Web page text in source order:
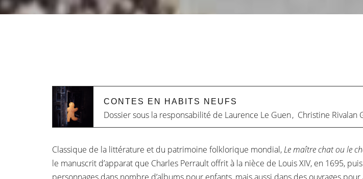
CONTES EN HABITS NEUFS
Dossier sous la responsabilité de Laurence Le Guen, Christine Rivalan
Classique de la littérature et du patrimoine folklorique mondial,Le maître chat ou le
le manuscrit d’apparat que Charles Perrault offrit à la nièce de Louis XIV, en 1695,